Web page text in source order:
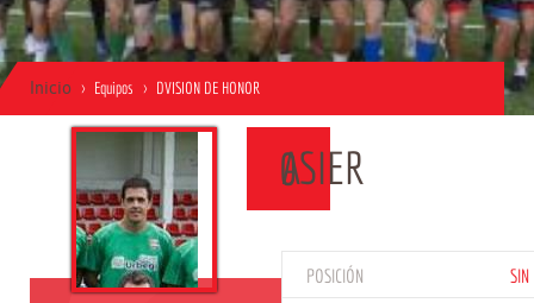
Inicio Equipos DVISION DE HONOR
0
ASIER
POSICIÓN